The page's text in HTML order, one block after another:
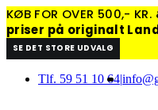
KØB FOR OVER 500,- KR.
priser på originalt
SE DET STORE UDVALG
Tlf. 59 51 10 64|